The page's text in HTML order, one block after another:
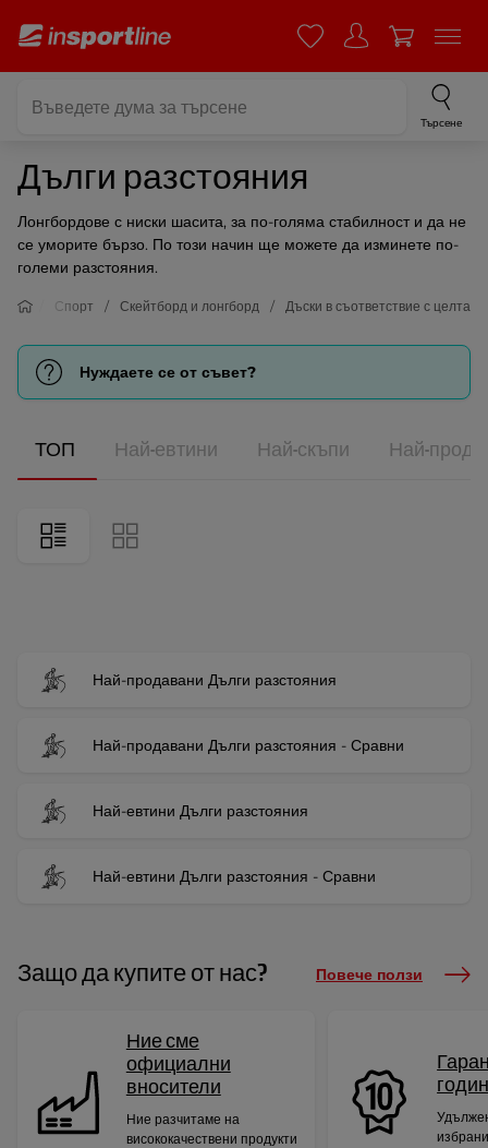
Търсене
Дълги разстояния
Лонгбордове с ниски шасита, за по-голяма стабилност и да не
се уморите бързо. По този начин ще можете да изминете по-
големи разстояния.
Спорт Скейтборд и лонгборд Дъски в съответствие с целта
Нуждаете се от съвет?
ТОП Най-евтини Най-скъпи Най-
Най-продавани Дълги разстояния
Най-продавани Дълги разстояния - Сравни
Най-евтини Дълги разстояния
Най-евтини Дълги разстояния - Сравни
Защо да купите от нас? Повече ползи
Ние сме
официални
вносители
Ние разчитаме на
висококачествени продукти